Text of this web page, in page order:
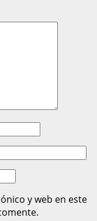
y web en este